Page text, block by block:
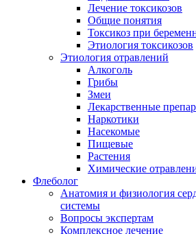
Лечение токсикозов
Общие понятия
Токсикоз при
Этиология токсикозов
Этиология отравлений
Алкоголь
Грибы
Змеи
Лекарственные
Наркотики
Насекомые
Пищевые
Растения
Химические
Флеболог
Анатомия и физиология
системы
Вопросы экспертам
Комплексное лечение